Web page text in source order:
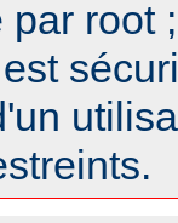
par root